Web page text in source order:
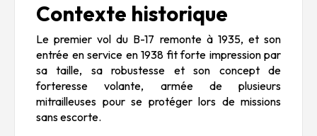
Contexte historique
Le premier vol du B-17 remonte à 1935, et son
entrée en service en 1938 fit forte impression par
sa taille, sa robustesse et son concept de
forteresse volante, armée de plusieurs
mitrailleuses pour se protéger lors de missions
sans escorte.